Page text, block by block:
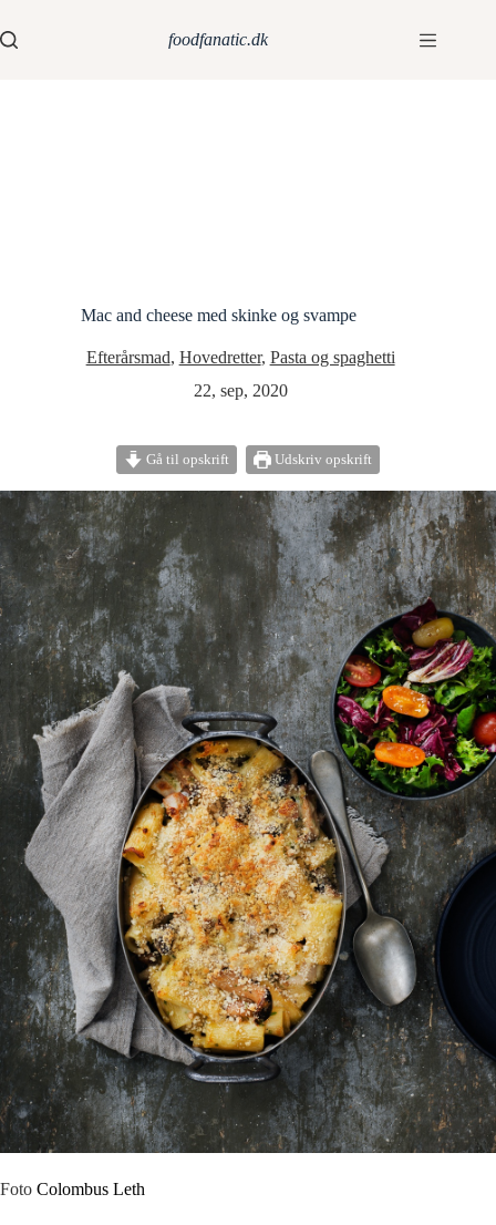
foodfanatic.dk
Mac and cheese med skinke og svampe
Efterårsmad, Hovedretter, Pasta og spaghetti
22, sep, 2020
Gå til opskrift Udskriv opskrift
Foto Colombus Leth